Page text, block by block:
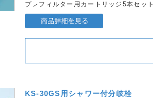
プレフィルター用カートリッジ5本セット
KS-30GS用シャワー付分岐栓